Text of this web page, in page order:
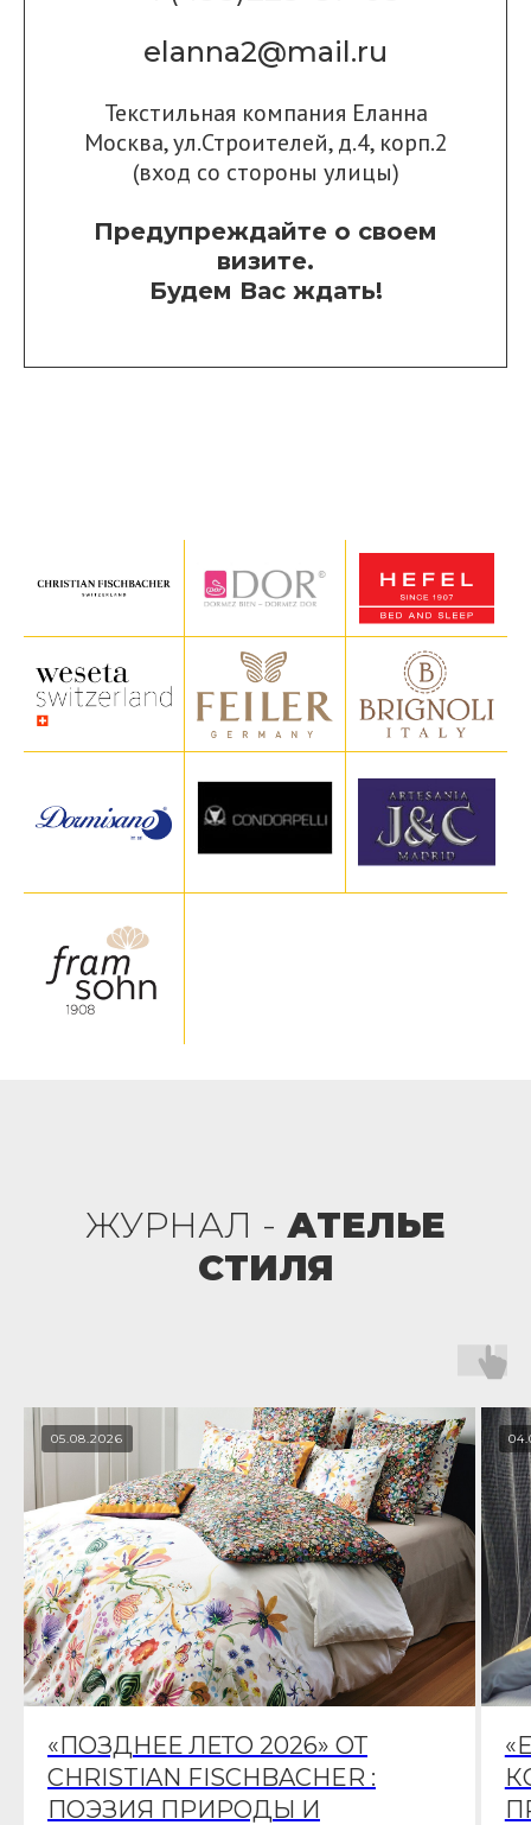
elanna2@mail.ru
Текстильная компания Еланна
Москва, ул.Строителей, д.4, корп.2
(вход со стороны улицы)
Предупреждайте о своем
визите.
Будем Вас ждать!
ЖУРНАЛ - АТЕЛЬЕ
СТИЛЯ
05.08.2026
«ПОЗДНЕЕ ЛЕТО 2026» ОТ
CHRISTIAN FISCHBACHER :
ПОЭЗИЯ ПРИРОДЫ И